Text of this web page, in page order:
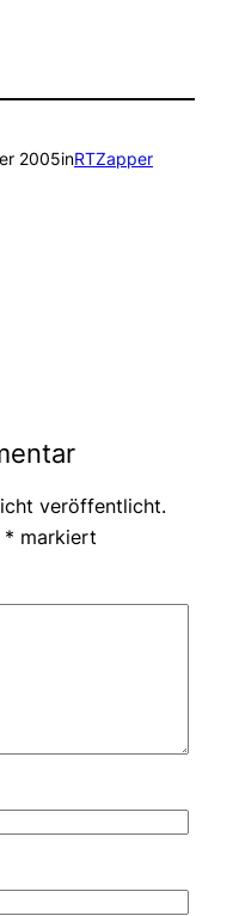
2005inRTZapper
veröffentlicht.
* markiert